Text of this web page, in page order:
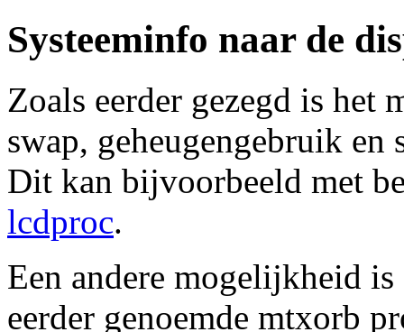
Systeeminfo naar de
Zoals eerder gezegd is het
swap, geheugengebruik en
Dit kan bijvoorbeeld met
lcdproc.
Een andere mogelijkheid
eerder genoemde mtxorb